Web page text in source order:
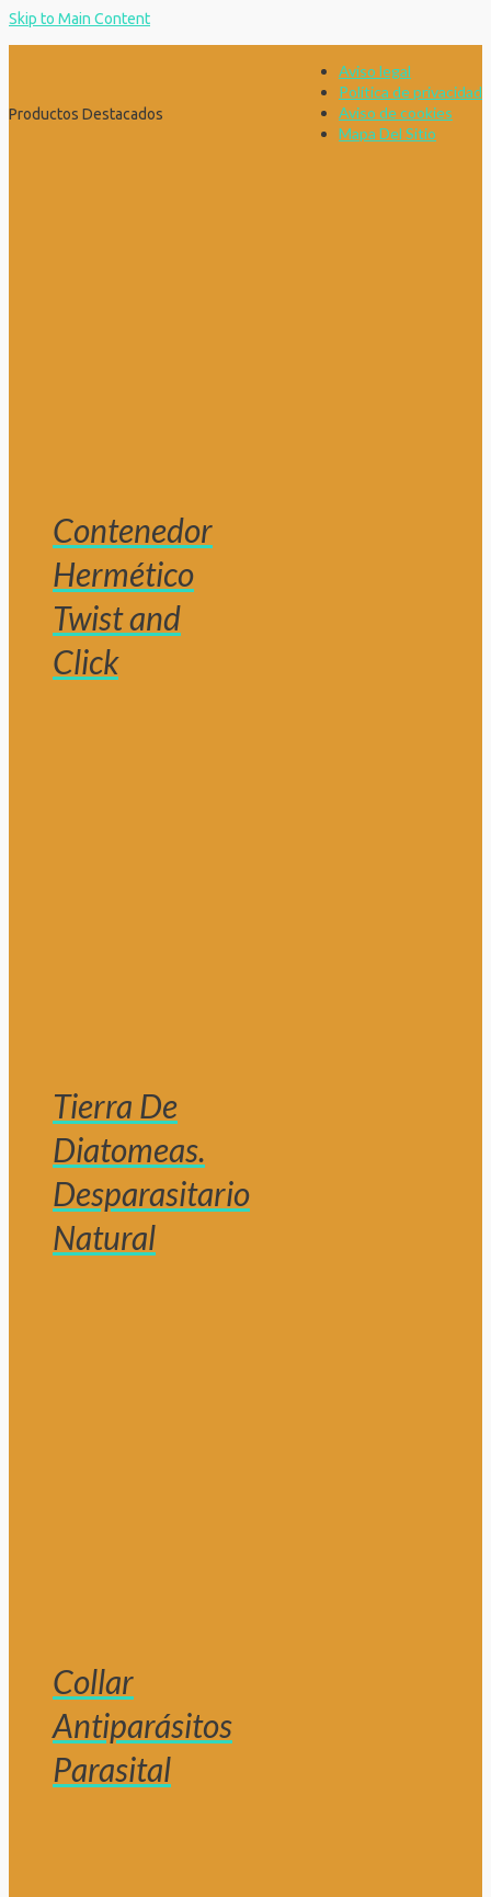
Skip to Main Content
Aviso legal
Política de privacidad
Aviso de cookies
Mapa Del Sitio
Productos Destacados
Contenedor
Hermético
Twist and
Click
Tierra De
Diatomeas.
Desparasitario
Natural
Collar
Antiparásitos
Parasital